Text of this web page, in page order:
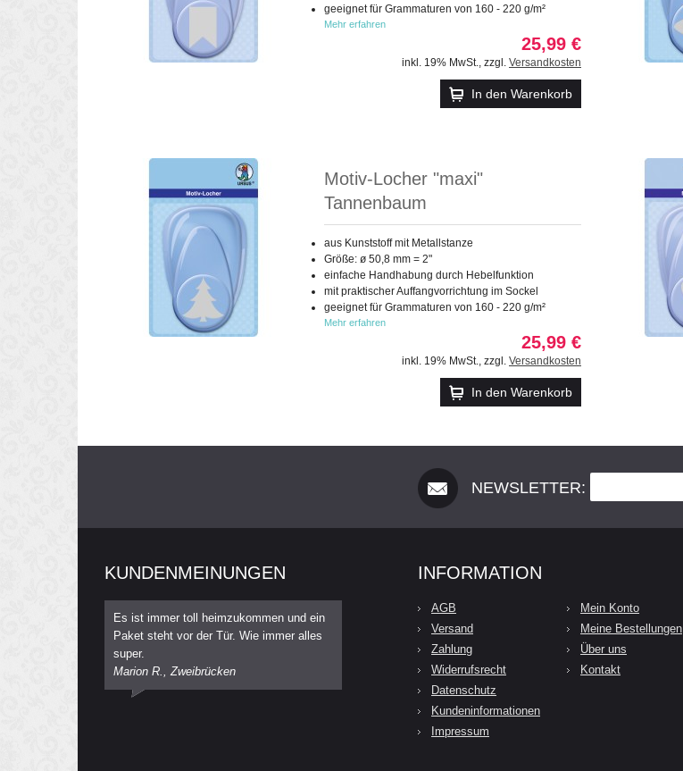
geeignet für Grammaturen von 160 - 220 g/m²
Mehr erfahren
25,99 €
inkl. 19% MwSt., zzgl. Versandkosten
In den Warenkorb
Motiv-Locher "maxi"
Tannenbaum
aus Kunststoff mit Metallstanze
Größe: ø 50,8 mm = 2"
einfache Handhabung durch Hebelfunktion
mit praktischer Auffangvorrichtung im Sockel
geeignet für Grammaturen von 160 - 220 g/m²
Mehr erfahren
25,99 €
inkl. 19% MwSt., zzgl. Versandkosten
In den Warenkorb
NEWSLETTER:
KUNDENMEINUNGEN
Es ist immer toll heimzukommen und ein
Paket steht vor der Tür. Wie immer alles
super.
Marion R., Zweibrücken
INFORMATION
AGB
Versand
Zahlung
Widerrufsrecht
Datenschutz
Kundeninformationen
Impressum
Mein Konto
Meine Bestellungen
Über uns
Kontakt